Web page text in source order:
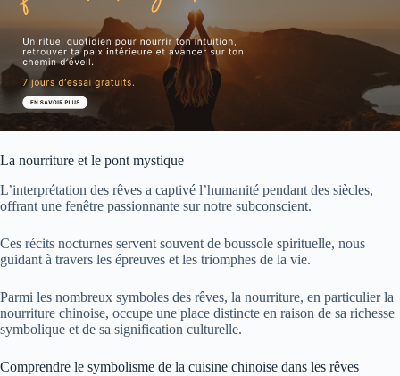
La nourriture et le pont mystique
L’interprétation des rêves a captivé l’humanité pendant des siècles,
offrant une fenêtre passionnante sur notre subconscient.
Ces récits nocturnes servent souvent de boussole spirituelle, nous
guidant à travers les épreuves et les triomphes de la vie.
Parmi les nombreux symboles des rêves, la nourriture, en particulier la
nourriture chinoise, occupe une place distincte en raison de sa richesse
symbolique et de sa signification culturelle.
Comprendre le symbolisme de la cuisine chinoise dans les rêves